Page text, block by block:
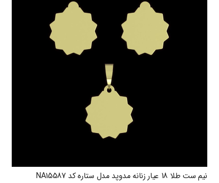
نیم ست طلا 18 عیار زنانه مدوپد مدل ستاره کد NA15587